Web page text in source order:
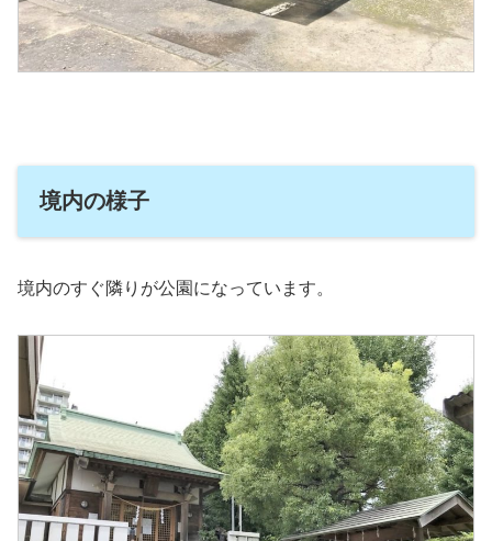
境内の様子
境内のすぐ隣りが公園になっています。